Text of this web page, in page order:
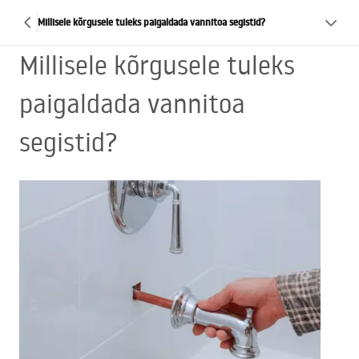
Millisele kõrgusele tuleks paigaldada vannitoa segistid?
Millisele kõrgusele tuleks
paigaldada vannitoa
segistid?